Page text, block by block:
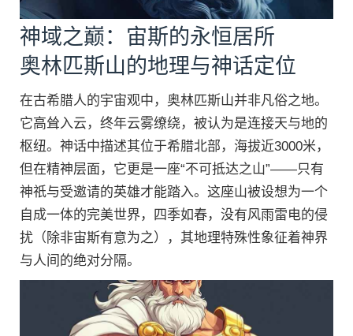
神域之巅：宙斯的永恒居所
奥林匹斯山的地理与神话定位
在古希腊人的宇宙观中，奥林匹斯山并非凡俗之地。
它高耸入云，终年云雾缭绕，被认为是连接天与地的
枢纽。神话中描述其位于希腊北部，海拔近3000米，
但在精神层面，它更是一座“不可抵达之山”——只有
神祇与受邀请的英雄才能踏入。这座山被设想为一个
自成一体的完美世界，四季如春，没有风雨雷电的侵
扰（除非宙斯有意为之），其地理特殊性象征着神界
与人间的绝对分隔。